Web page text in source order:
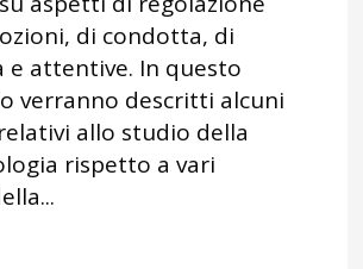
di condotta, di
e attentive. In questo
verranno descritti alcuni
allo studio della
rispetto a vari